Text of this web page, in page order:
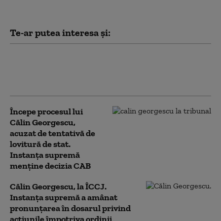
Te-ar putea interesa și:
Începe procesul lui
Călin Georgescu,
acuzat de tentativă de
lovitură de stat.
Instanța supremă
menține decizia CAB
Călin Georgescu, la ÎCCJ.
Instanța supremă a amânat
pronunțarea în dosarul privind